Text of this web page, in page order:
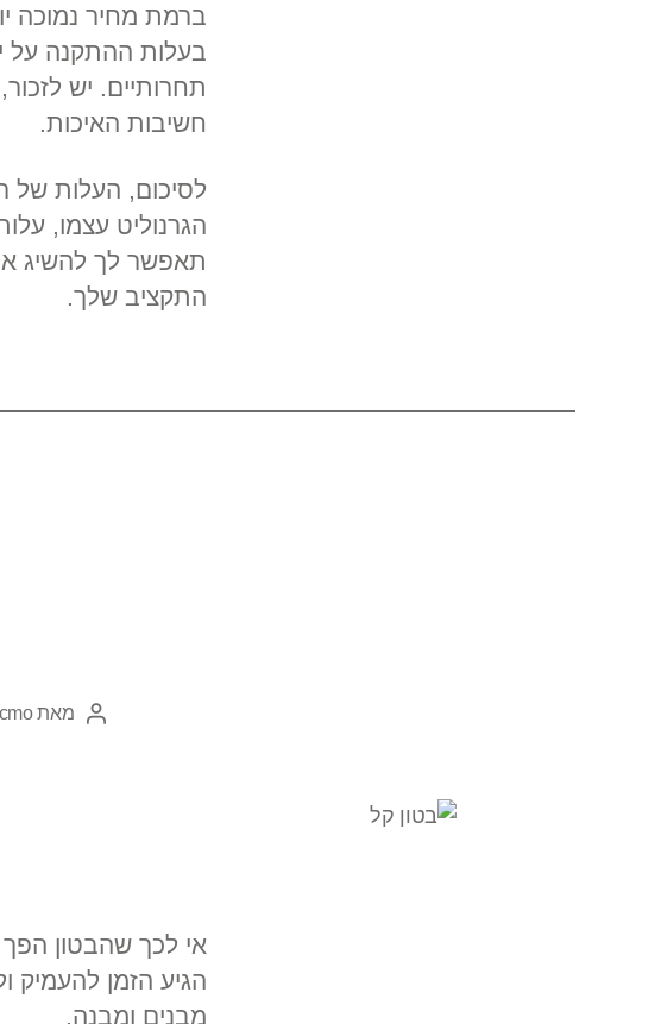
ברמת מחיר נמוכה
בעלות ההתקנה על
תחרותיים. יש
חשיבות האיכות.
לסיכום, העלות של
הגרנוליט עצמו,
תאפשר לך להשיג
התקציב שלך.
מאת
אי לכך שהבטון הפך
הגיע הזמן להעמיק
מבנים ומבנה.